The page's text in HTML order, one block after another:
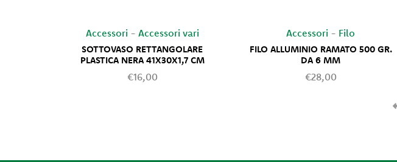
Accessori- Accessori vari
SOTTOVASO RETTANGOLARE
PLASTICA NERA 41X30X1,7 CM
€16,00
Accessori - Filo
FILO ALLUMINIO RAMATO 500 GR.
DA 6 MM
€28,00